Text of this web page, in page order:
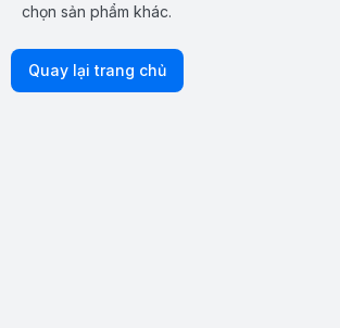
chọn sản phẩm khác.
Quay lại trang chủ